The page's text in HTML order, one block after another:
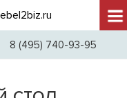
+7
8 (495) 740-93-95